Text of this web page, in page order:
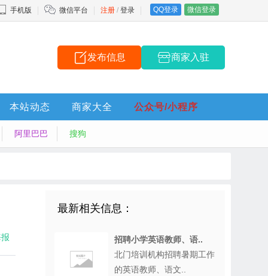
注册 / 登录 QQ登录 微信登录
手机版 微信平台
发布信息 商家入驻
本站动态 商家大全 公众号/小程序
阿里巴巴 搜狗
最新相关信息：
招聘小学英语教师、语..
北门培训机构招聘暑期工作
的英语教师、语文..